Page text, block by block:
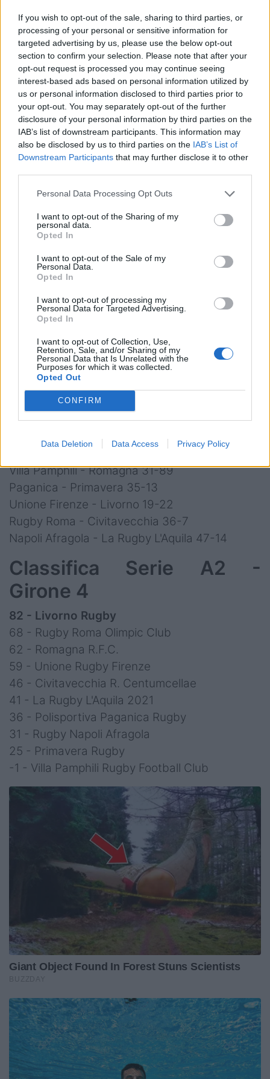
If you wish to opt-out of the sale, sharing to third parties, or
processing of your personal or sensitive information for
targeted advertising by us, please use the below opt-out
section to confirm your selection. Please note that after your
opt-out request is processed you may continue seeing
interest-based ads based on personal information utilized by
us or personal information disclosed to third parties prior to
your opt-out. You may separately opt-out of the further
disclosure of your personal information by third parties on the
IAB’s list of downstream participants. This information may
also be disclosed by us to third parties on the IAB’s List of
Downstream Participants that may further disclose it to other
Personal Data Processing Opt Outs
I want to opt-out of the Sharing of my
personal data.
Opted In
I want to opt-out of the Sale of my
Personal Data.
Opted In
I want to opt-out of processing my
Personal Data for Targeted Advertising.
Opted In
I want to opt-out of Collection, Use,
Retention, Sale, and/or Sharing of my
Personal Data that Is Unrelated with the
Purposes for which it was collected.
Opted Out
CONFIRM
Data Deletion Data Access Privacy Policy
Risultati Serie A2 - Girone
3
Viadana cadetta - San Donà 29-20
Pesaro - Valsugana 26-32
Patavium - Casale 21-19
Villorba - Tarvisium 44-28
Badia - Valpolicella 31-27
Classifica Serie A2 -
Girone 3
70 - Valsugana Rugby Junior Padova
67 - Rugby Viadana cadetta
55 - Omar Villorba Rugby
51 - Valpolicella Rugby 1974
44 - Ruggers Tarvisium
43 - Rugby Casale
28 - Lafert Rugby San Donà
23 - Patavium Rugby Union
Risultati Serie A2 - Girone
Villa Pamphili - Romagna 31-89
Paganica - Primavera 35-13
Unione Firenze - Livorno 19-22
Rugby Roma - Civitavecchia 36-7
Napoli Afragola - La Rugby L'Aquila 47-14
Classifica Serie A2 -
Girone 4
82 - Livorno Rugby
68 - Rugby Roma Olimpic Club
62 - Romagna R.F.C.
59 - Unione Rugby Firenze
46 - Civitavecchia R. Centumcellae
41 - La Rugby L'Aquila 2021
36 - Polisportiva Paganica Rugby
31 - Rugby Napoli Afragola
25 - Primavera Rugby
-1 - Villa Pamphili Rugby Football Club